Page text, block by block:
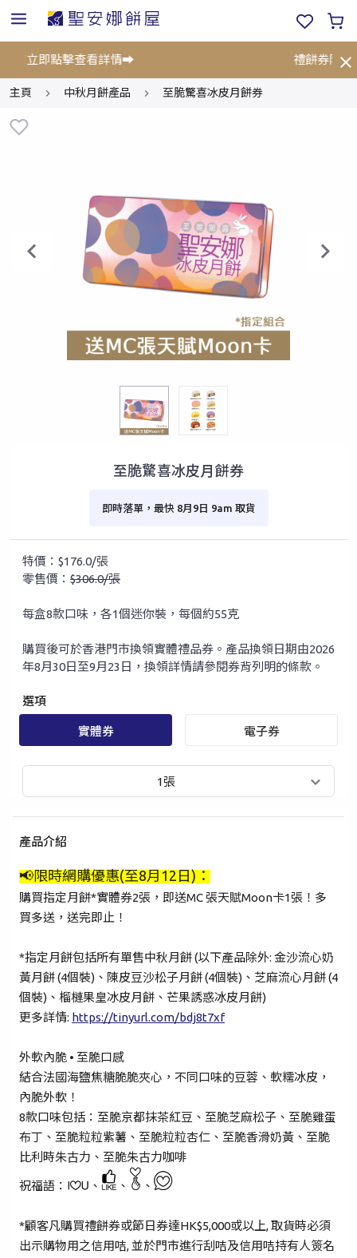
手提電話登入 電郵地址登入
+852
登入
!⚡立即點擊查看詳情➡️ 禮餅券限時
主頁 中秋月餅產品 至脆驚喜冰皮月餅券
至脆驚喜冰皮月餅券
即時落單，最快 8月9日 9am 取貨
特價：$176.0/張
零售價： $306.0/張
每盒8款口味，各1個迷你裝，每個約55克
購買後可於香港門市換領實體禮品券。產品換領日期由2026
年8月30日至9月23日，換領詳情請參閱券背列明的條款。
選項
實體券 電子券
1張
產品介紹
📢限時網購優惠(至8月12日)：
購買指定月餅*實體券2張，即送MC 張天賦Moon卡1張！多
買多送，送完即止！
*指定月餅包括所有單售中秋月餅 (以下產品除外: 金沙流心奶
黃月餅 (4個裝)、陳皮豆沙松子月餅 (4個裝)、芝麻流心月餅 (4
個裝)、榴槤果皇冰皮月餅、芒果誘惑冰皮月餅)
更多詳情: https://tinyurl.com/bdj8t7xf
外軟內脆 • 至脆口感
結合法國海鹽焦糖脆脆夾心，不同口味的豆蓉、軟糯冰皮，
內脆外軟！
8款口味包括：至脆京都抹茶紅豆、至脆芝麻松子、至脆雞蛋
布丁、至脆粒粒紫薯、至脆粒粒杏仁、至脆香滑奶黃、至脆
比利時朱古力、至脆朱古力咖啡
祝福語： 、 、 、
*顧客凡購買禮餅券或節日券達HK$5,000或以上, 取貨時必須
出示購物用之信用咭, 並於門市進行刮咭及信用咭持有人簽名